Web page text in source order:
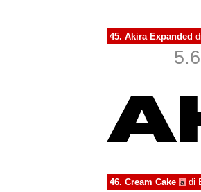
45. Akira Expanded di
46. Cream Cake à di